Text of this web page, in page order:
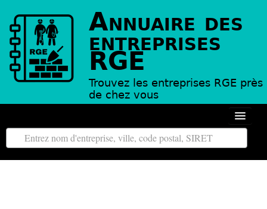
Annuaire des
entreprises
RGE
Trouvez les entreprises RGE près
de chez vous
Autour de moi